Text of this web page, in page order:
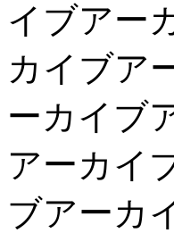
イブアー
カイブア
ーカイブ
アーカイ
ブアーカ